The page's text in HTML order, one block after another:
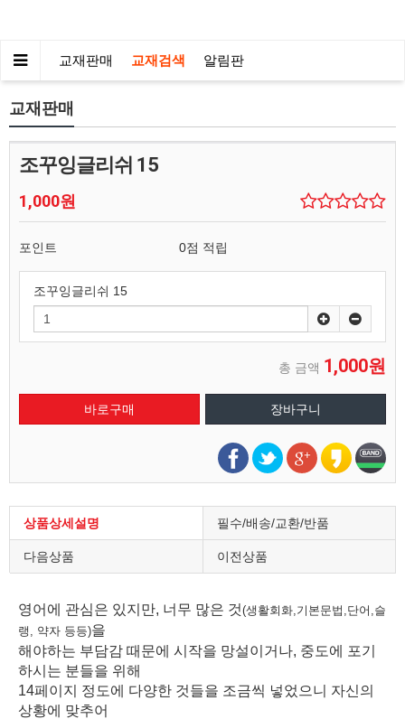
교재판매 교재검색 알림판
교재판매
조꾸잉글리쉬 15
1,000원
포인트 0점 적립
조꾸잉글리쉬 15
총 금액 1,000원
상품상세설명 필수/배송/교환/반품
다음상품 이전상품
영어에 관심은 있지만, 너무 많은 것(생활회화,기본문법,단어,슬
랭, 약자 등등)을
해야하는 부담감 때문에 시작을 망설이거나, 중도에 포기
하시는 분들을 위해
14페이지 정도에 다양한 것들을 조금씩 넣었으니 자신의
상황에 맞추어